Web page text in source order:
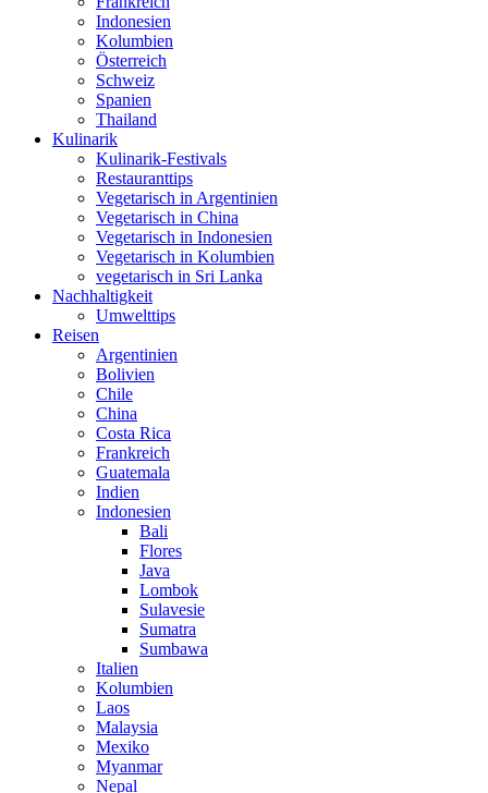
Indonesien
Kolumbien
Österreich
Schweiz
Spanien
Thailand
Kulinarik
Kulinarik-Festivals
Restauranttips
Vegetarisch in Argentinien
Vegetarisch in China
Vegetarisch in Indonesien
Vegetarisch in Kolumbien
vegetarisch in Sri Lanka
Nachhaltigkeit
Umwelttips
Reisen
Argentinien
Bolivien
Chile
China
Costa Rica
Frankreich
Guatemala
Indien
Indonesien
Bali
Flores
Java
Lombok
Sulavesie
Sumatra
Sumbawa
Italien
Kolumbien
Laos
Malaysia
Mexiko
Myanmar
Nepal